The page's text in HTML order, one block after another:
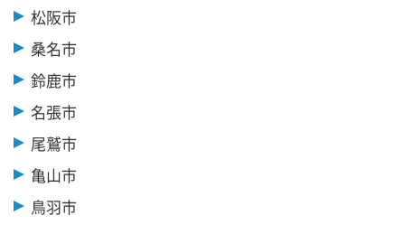
松阪市
桑名市
鈴鹿市
名張市
尾鷲市
亀山市
鳥羽市